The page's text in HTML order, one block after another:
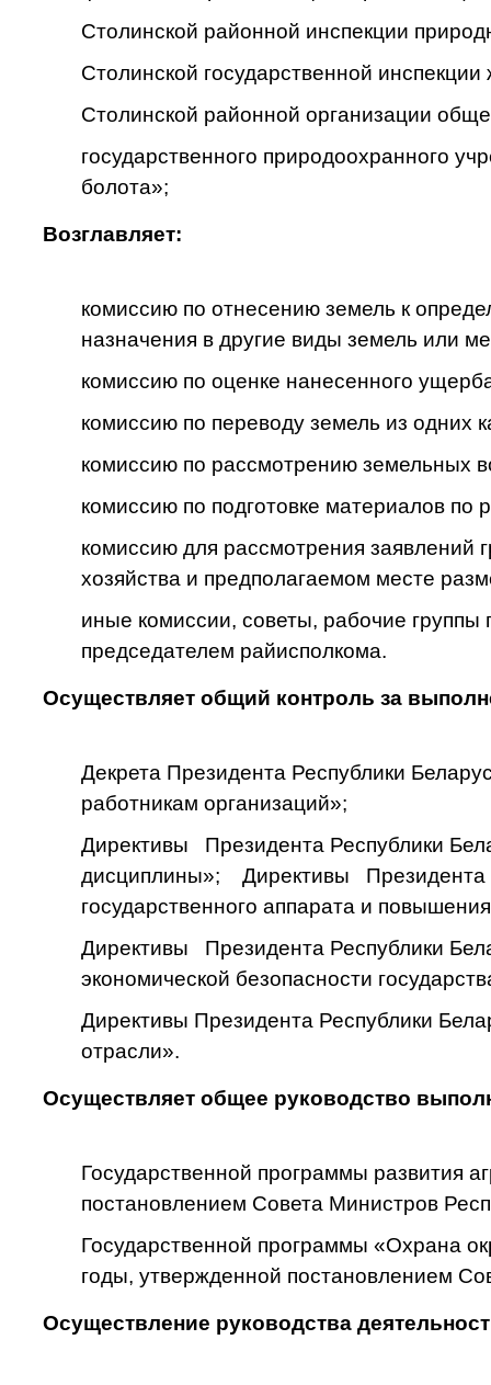
Столинской районной инспекции
Столинской государственной
Столинской районной организации
государственного природоохранного
болота»;
Возглавляет:
комиссию по отнесению земель к
назначения в другие виды земель или
комиссию по оценке нанесенного
комиссию по переводу земель из одних
комиссию по рассмотрению земельных
комиссию по подготовке материалов
комиссию для рассмотрения заявлений
хозяйства и предполагаемом месте
иные комиссии, советы, рабочие
председателем райисполкома.
Осуществляет общий контроль за
Декрета Президента Республики
работникам организаций»;
Директивы Президента Республики
дисциплины»; Директивы Президента
государственного аппарата и
Директивы Президента Республики
экономической безопасности
Директивы Президента Республики
отрасли».
Осуществляет общее руководство
Государственной программы развития
постановлением Совета Министров
Государственной программы «Охрана
годы, утвержденной постановлением
Осуществление руководства